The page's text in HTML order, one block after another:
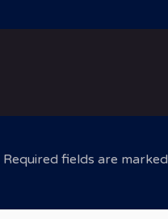
Required fields are marked